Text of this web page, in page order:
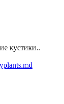
кустики..